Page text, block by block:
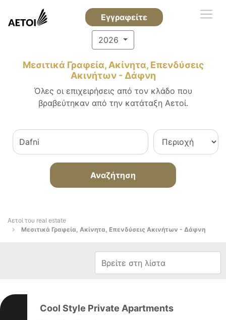
Εγγραφείτε
2026
Μεσιτικά Γραφεία, Ακίνητα, Επενδύσεις
Ακινήτων - Δάφνη
Όλες οι επιχειρήσεις από τον κλάδο που
βραβεύτηκαν από την κατάταξη Αετοί.
Αναζήτηση
Αετοί του real estate
Μεσιτικά Γραφεία, Ακίνητα, Επενδύσεις Ακινήτων - Δάφνη
Cool Style Private Apartments